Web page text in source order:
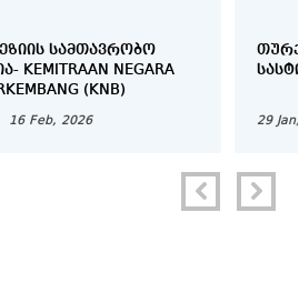
ᲡᲐᲛᲗᲐᲕᲠᲝᲑᲝ
KEMITRAAN NEGARA
(KNB)
16 Feb, 2026 29